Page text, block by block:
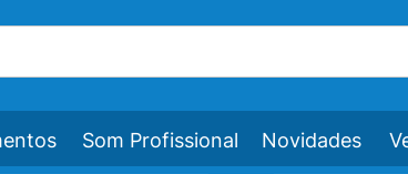
Som Profissional Novidades